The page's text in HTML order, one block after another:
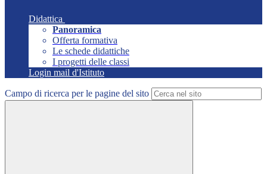
Didattica
Panoramica
Offerta formativa
Le schede didattiche
I progetti delle classi
Login mail d'Istituto
Campo di ricerca per le pagine del sito